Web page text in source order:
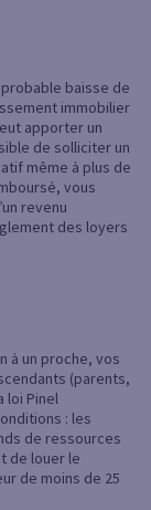
baisse de
immobilier
apporter un
de solliciter un
même à plus de
vous
revenu
des loyers
à un proche, vos
(parents,
loi Pinel
: les
de ressources
de louer le
de moins de 25